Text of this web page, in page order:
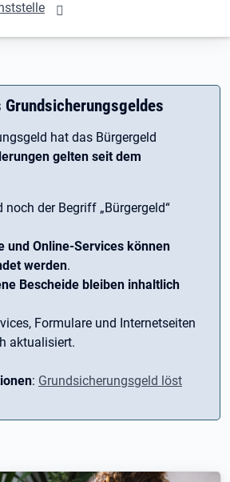
Grundsicherungsgeldes
hat das Bürgergeld
gelten seit dem
noch der Begriff ­„Bürgergeld“
und Online-Services können
werden.
Bescheide bleiben inhaltlich
Formulare und Internetseiten
aktualisiert.
: Grundsicherungsgeld löst